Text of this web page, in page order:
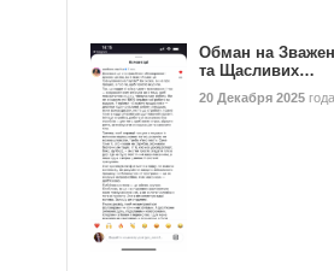
Обман на
та Щасливих…
20 Декабря 2025 года